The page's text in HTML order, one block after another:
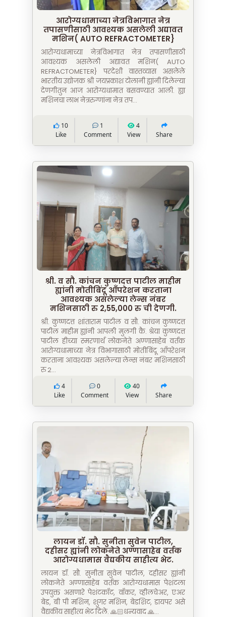
आरोग्यधामाच्या नेत्रविभागात नेत्र
तपासणीसाठी आवश्यक असलेली अद्यावत
मशिन( AUTO REFRACTOMETER}
आरोग्यधामाच्या नेत्रविभागात नेत्र तपासणीसाठी
आवश्यक असलेली अद्यावत मशिन( AUTO
REFRACTOMETER} परदेशी वास्तव्यास असलेले
भारतीय उद्योजक श्री जयप्रकाश टोलानी ह्यांनी दिलेल्या
देणगीतुन आज आरोग्यधामात बसवण्यात आली. ह्या
मशिनचा लाभ नेत्ररुग्णांना नेत्र तप...
10
Like
1
Comment
4
View
Share
श्री. व सौ. कांचन कुष्णदत्त पाटील माहीम
ह्यांनी मोतीबिंदू आँपरेशन करताना
आवश्यक असलेल्या लेन्स नंबर
मशिनसाठी रु 2,55,000 रु ची देणगी.
श्री. कुष्णदत्त शांताराम पाटील व सौ. कांचन कुष्णदत्त
पाटील माहीम ह्यांनी आपली मुलगी कै. श्रेया कुष्णदत्त
पाटील हीच्या स्मरणार्थ लोकनेते अण्णासाहेब वर्तक
आरोग्यधामाच्या नेत्र विभागासाठी मोतीबिंदू आँपरेशन
करताना आवश्यक असलेल्या लेन्स नंबर मशिनसाठी
रु 2...
4
Like
0
Comment
40
View
Share
लायन डॉ. सौ. सुनीता सुवेन पाटील,
दहीसर ह्यांनी लोकनेते अण्णासाहेब वर्तक
आरोग्यधामास वैद्यकीय साहीत्य भेट.
लायन डॉ. सौ. सुनीता सुवेन पाटील, दहीसर ह्यांनी
लोकनेते अण्णासाहेब वर्तक आरोग्यधामास पेशंटला
उपयुक्त असणारे पेशंटकाँट, वाँकर, व्हीलचेअर, एअर
बेड, बी पी मशिन, शुगर मशिन, बेडशिट, डायपर असे
वैद्यकीय साहीत्य भेट दिले. 🙏🏻धन्यवाद 🙏...